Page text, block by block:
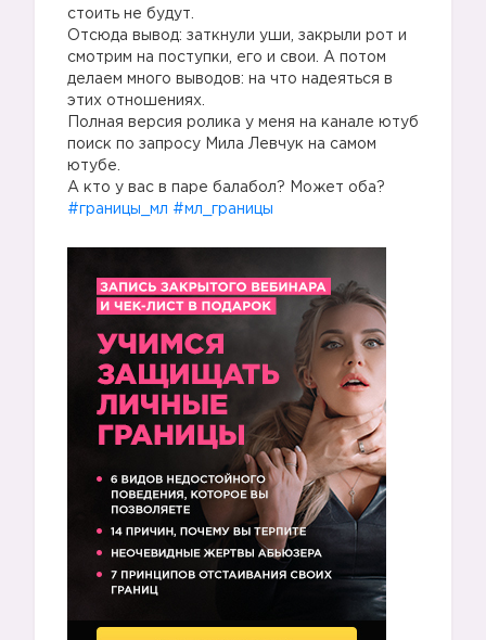
стоить не будут.
Отсюда вывод: заткнули уши, закрыли рот и
смотрим на поступки, его и свои. А потом
делаем много выводов: на что надеяться в
этих отношениях.
Полная версия ролика у меня на канале ютуб
поиск по запросу Мила Левчук на самом
ютубе.
А кто у вас в паре балабол? Может оба?
#границы_мл #мл_границы